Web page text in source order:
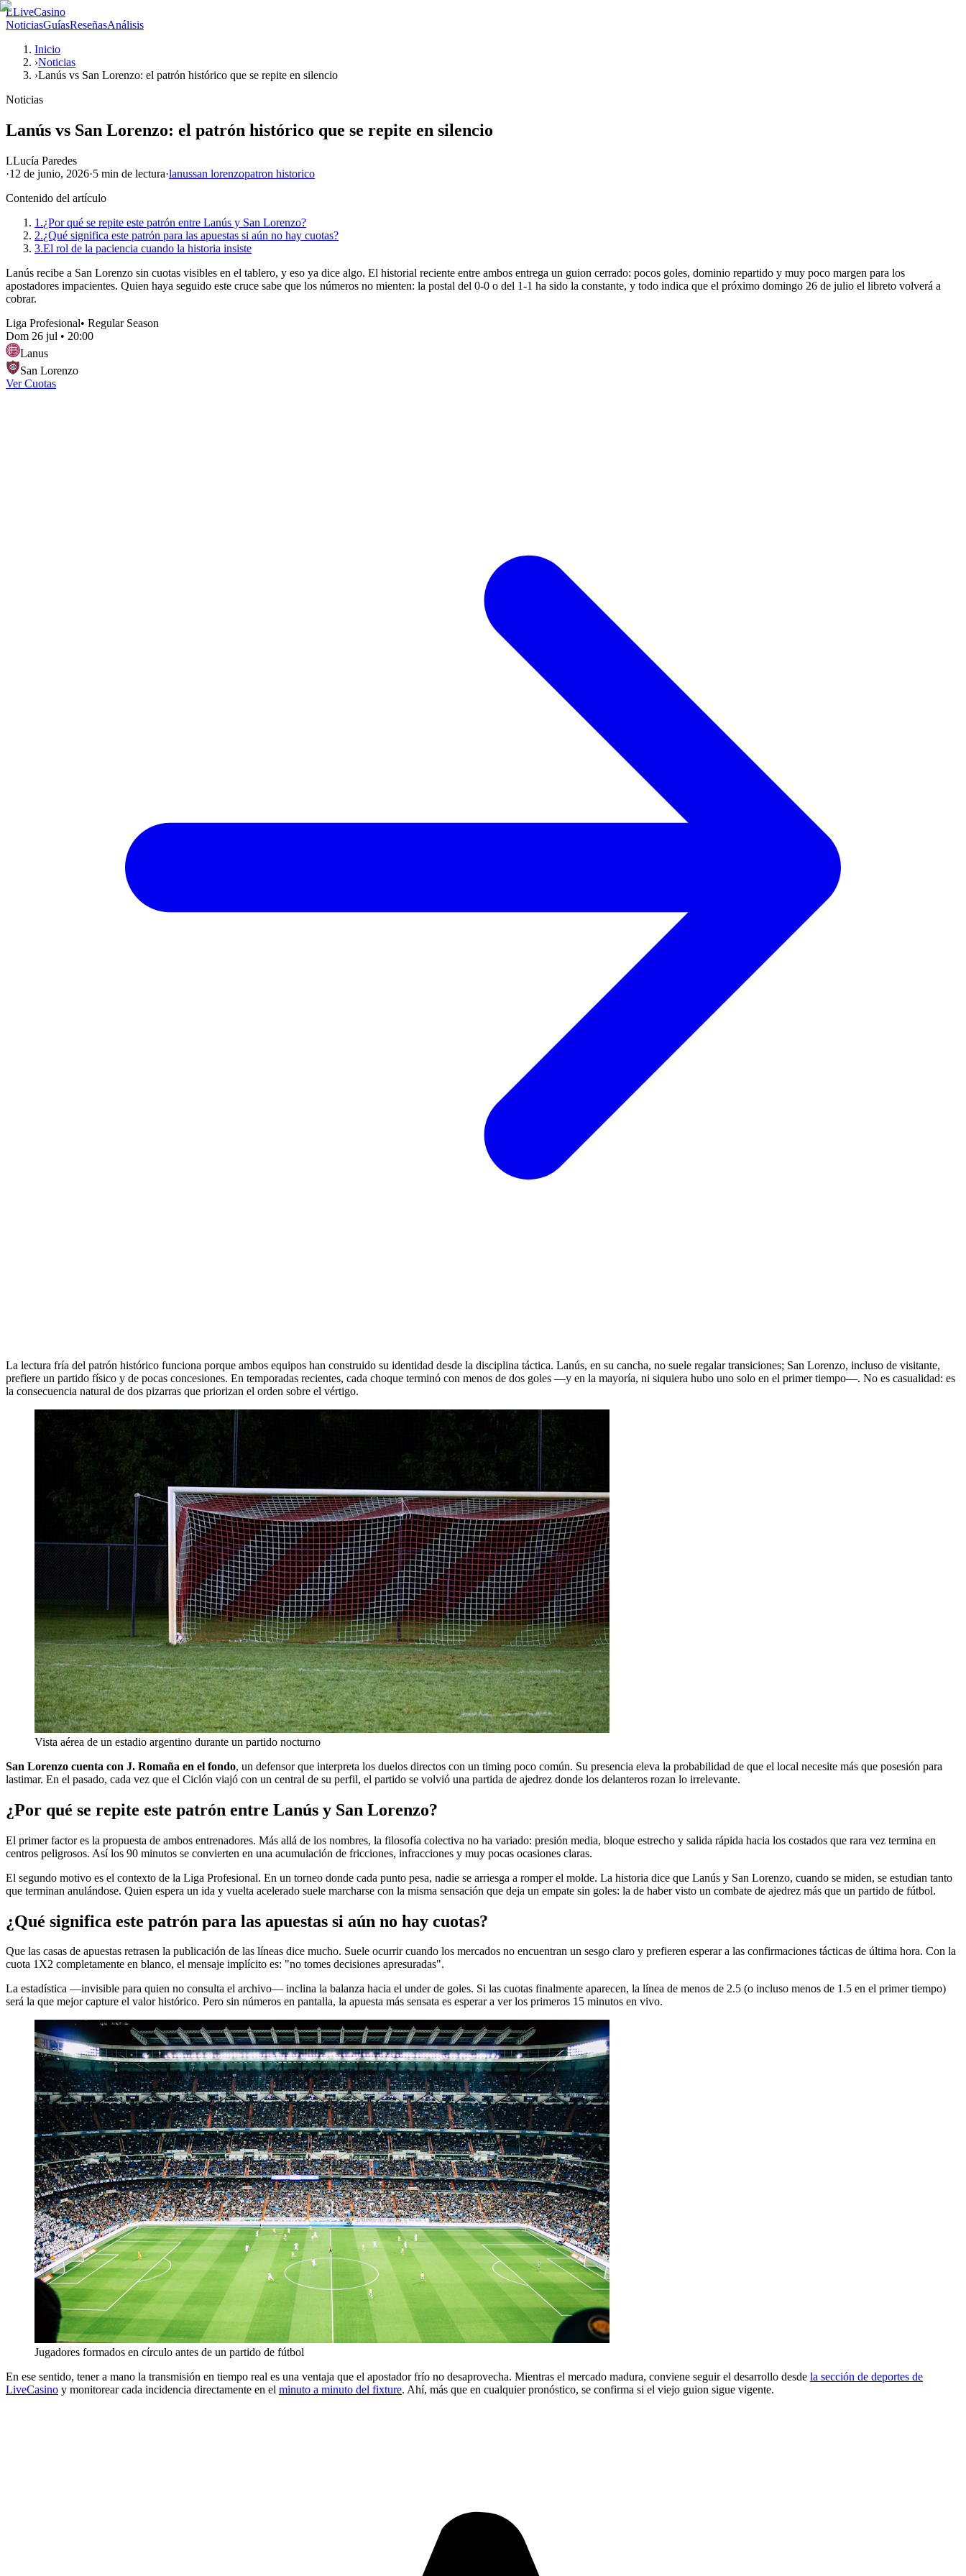
LLiveCasino
NoticiasGuíasReseñasAnálisis
Inicio
›Noticias
›Lanús vs San Lorenzo: el patrón histórico que se repite en silencio
Noticias
Lanús vs San Lorenzo: el patrón histórico que se repite en silencio
LLucía Paredes
·12 de junio, 2026·5 min de lectura·lanussan lorenzopatron historico
Contenido del artículo
1.¿Por qué se repite este patrón entre Lanús y San Lorenzo?
2.¿Qué significa este patrón para las apuestas si aún no hay cuotas?
3.El rol de la paciencia cuando la historia insiste
Lanús recibe a San Lorenzo sin cuotas visibles en el tablero, y eso ya dice algo. El historial reciente entre ambos entrega un guion cerrado: pocos goles, dominio repartido y muy poco margen para los
apostadores impacientes. Quien haya seguido este cruce sabe que los números no mienten: la postal del 0-0 o del 1-1 ha sido la constante, y todo indica que el próximo domingo 26 de julio el libreto volverá a
cobrar.
Liga Profesional• Regular Season
Dom 26 jul • 20:00
Lanus
San Lorenzo
Ver Cuotas
La lectura fría del patrón histórico funciona porque ambos equipos han construido su identidad desde la disciplina táctica. Lanús, en su cancha, no suele regalar transiciones; San Lorenzo, incluso de visitante,
prefiere un partido físico y de pocas concesiones. En temporadas recientes, cada choque terminó con menos de dos goles —y en la mayoría, ni siquiera hubo uno solo en el primer tiempo—. No es casualidad: es
la consecuencia natural de dos pizarras que priorizan el orden sobre el vértigo.
Vista aérea de un estadio argentino durante un partido nocturno
San Lorenzo cuenta con J. Romaña en el fondo, un defensor que interpreta los duelos directos con un timing poco común. Su presencia eleva la probabilidad de que el local necesite más que posesión para
lastimar. En el pasado, cada vez que el Ciclón viajó con un central de su perfil, el partido se volvió una partida de ajedrez donde los delanteros rozan lo irrelevante.
¿Por qué se repite este patrón entre Lanús y San Lorenzo?
El primer factor es la propuesta de ambos entrenadores. Más allá de los nombres, la filosofía colectiva no ha variado: presión media, bloque estrecho y salida rápida hacia los costados que rara vez termina en
centros peligrosos. Así los 90 minutos se convierten en una acumulación de fricciones, infracciones y muy pocas ocasiones claras.
El segundo motivo es el contexto de la Liga Profesional. En un torneo donde cada punto pesa, nadie se arriesga a romper el molde. La historia dice que Lanús y San Lorenzo, cuando se miden, se estudian tanto
que terminan anulándose. Quien espera un ida y vuelta acelerado suele marcharse con la misma sensación que deja un empate sin goles: la de haber visto un combate de ajedrez más que un partido de fútbol.
¿Qué significa este patrón para las apuestas si aún no hay cuotas?
Que las casas de apuestas retrasen la publicación de las líneas dice mucho. Suele ocurrir cuando los mercados no encuentran un sesgo claro y prefieren esperar a las confirmaciones tácticas de última hora. Con la
cuota 1X2 completamente en blanco, el mensaje implícito es: "no tomes decisiones apresuradas".
La estadística —invisible para quien no consulta el archivo— inclina la balanza hacia el under de goles. Si las cuotas finalmente aparecen, la línea de menos de 2.5 (o incluso menos de 1.5 en el primer tiempo)
será la que mejor capture el valor histórico. Pero sin números en pantalla, la apuesta más sensata es esperar a ver los primeros 15 minutos en vivo.
Jugadores formados en círculo antes de un partido de fútbol
En ese sentido, tener a mano la transmisión en tiempo real es una ventaja que el apostador frío no desaprovecha. Mientras el mercado madura, conviene seguir el desarrollo desde la sección de deportes de
LiveCasino y monitorear cada incidencia directamente en el minuto a minuto del fixture. Ahí, más que en cualquier pronóstico, se confirma si el viejo guion sigue vigente.